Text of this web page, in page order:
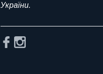
України.